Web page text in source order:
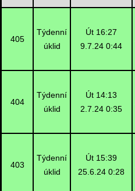
405
Týdenní
úklid
Út 16:27
9.7.24 0:44
404
Týdenní
úklid
Út 14:13
2.7.24 0:35
403
Týdenní
úklid
Út 15:39
25.6.24 0:28